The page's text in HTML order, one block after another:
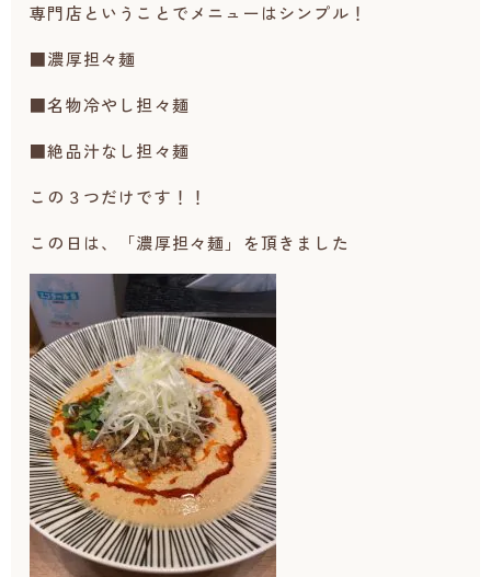
専門店ということでメニューはシンプル！
■濃厚担々麺
■名物冷やし担々麺
■絶品汁なし担々麺
この３つだけです！！
この日は、「濃厚担々麺」を頂きました